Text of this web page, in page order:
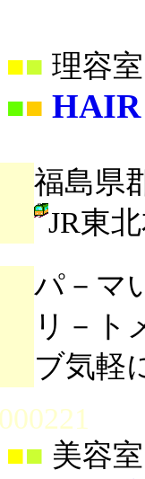
■ 理容室
■■ HAIR
福島県
JR東
パ－マ
リ－ト
ブ気軽
■ 美容室